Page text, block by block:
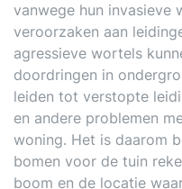
vanwege hun invasieve
veroorzaken aan
agressieve wortels
doordringen in
leiden tot verstopte
en andere problemen
woning. Het is daarom
bomen voor de tuin
boom en de locatie